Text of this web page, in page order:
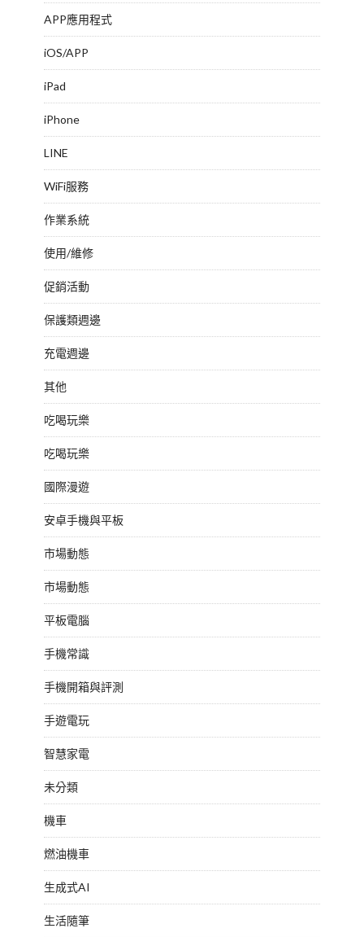
APP應用程式
iOS/APP
iPad
iPhone
LINE
WiFi服務
作業系統
使用/維修
促銷活動
保護類週邊
充電週邊
其他
吃喝玩樂
吃喝玩樂
國際漫遊
安卓手機與平板
市場動態
市場動態
平板電腦
手機常識
手機開箱與評測
手遊電玩
智慧家電
未分類
機車
燃油機車
生成式AI
生活隨筆